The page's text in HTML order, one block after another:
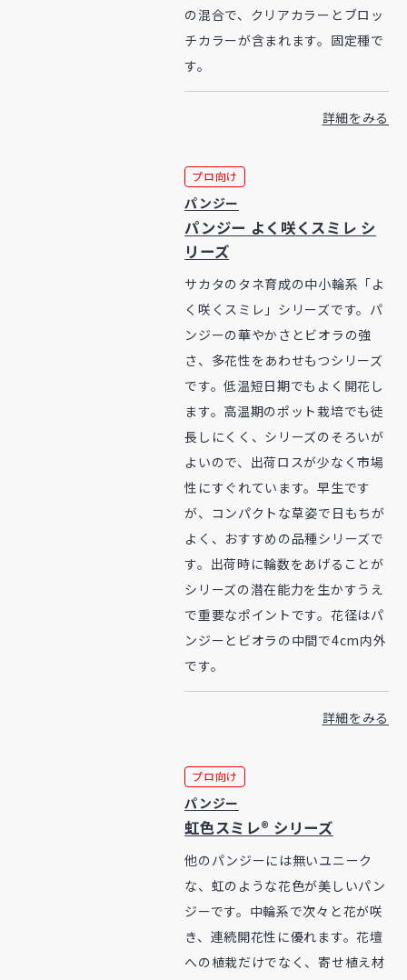
の混合で、クリアカラーとブロッ
チカラーが含まれます。固定種で
す。
詳細をみる
プロ向け
パンジー
パンジー よく咲くスミレ シ
リーズ
サカタのタネ育成の中小輪系「よ
く咲くスミレ」シリーズです。パ
ンジーの華やかさとビオラの強
さ、多花性をあわせもつシリーズ
です。低温短日期でもよく開花し
ます。高温期のポット栽培でも徒
長しにくく、シリーズのそろいが
よいので、出荷ロスが少なく市場
性にすぐれています。早生です
が、コンパクトな草姿で日もちが
よく、おすすめの品種シリーズで
す。出荷時に輪数をあげることが
シリーズの潜在能力を生かすうえ
で重要なポイントです。花径はパ
ンジーとビオラの中間で4cm内外
です。
詳細をみる
プロ向け
パンジー
虹色スミレ® シリーズ
他のパンジーには無いユニーク
な、虹のような花色が美しいパン
ジーです。中輪系で次々と花が咲
き、連続開花性に優れます。花壇
への植栽だけでなく、寄せ植え材